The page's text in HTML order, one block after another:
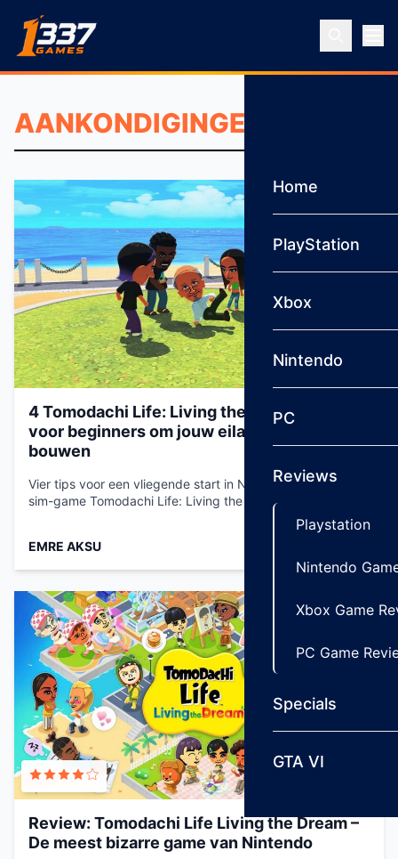
Ga naar inhoud
Home
PlayStation
Xbox
Nintendo
PC
Reviews
Playstation
Nintendo
Xbox Game
PC Game
Specials
GTA VI
4 Tomodachi Life: Living the Dream‑tips
voor beginners om jouw eilandparadijs op te
bouwen
Vier tips voor een vliegende start in Nintendo's gekke life-
sim-game Tomodachi Life: Living the Dream...
EMRE AKSU
Review: Tomodachi Life Living the Dream –
De meest bizarre game van Nintendo